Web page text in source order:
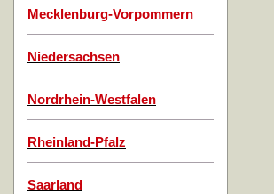
Mecklenburg-Vorpommern
Niedersachsen
Nordrhein-Westfalen
Rheinland-Pfalz
Saarland